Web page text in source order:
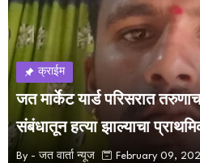
क्राईम
जत मार्केट यार्ड परिसरात
संबंधातून हत्या झाल्याचा
By - जत वार्ता न्यूज February 09,